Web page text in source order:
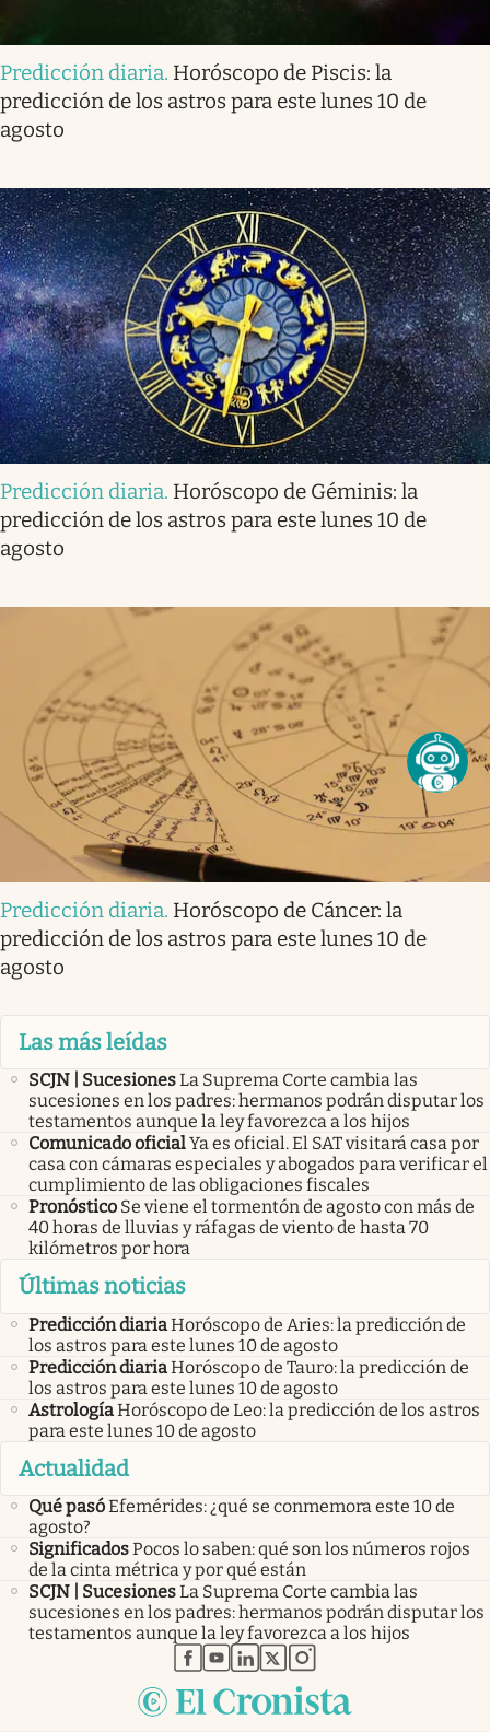
Predicción diaria. Horóscopo de Piscis: la
predicción de los astros para este lunes 10 de
agosto
Predicción diaria. Horóscopo de Géminis: la
predicción de los astros para este lunes 10 de
agosto
Predicción diaria. Horóscopo de Cáncer: la
predicción de los astros para este lunes 10 de
agosto
Las más leídas
SCJN | SucesionesLa Suprema Corte cambia las
sucesiones en los padres: hermanos podrán disputar los
testamentos aunque la ley favorezca a los hijos
Comunicado oficialYa es oficial. El SAT visitará casa por
casa con cámaras especiales y abogados para verificar el
cumplimiento de las obligaciones fiscales
Pronóstico Se viene el tormentón de agosto con más de
40 horas de lluvias y ráfagas de viento de hasta 70
kilómetros por hora
Últimas noticias
Predicción diariaHoróscopo de Aries: la predicción de
los astros para este lunes 10 de agosto
Predicción diariaHoróscopo de Tauro: la predicción de
los astros para este lunes 10 de agosto
AstrologíaHoróscopo de Leo: la predicción de los astros
para este lunes 10 de agosto
Actualidad
Qué pasóEfemérides: ¿qué se conmemora este 10 de
agosto?
SignificadosPocos lo saben: qué son los números rojos
de la cinta métrica y por qué están
SCJN | SucesionesLa Suprema Corte cambia las
sucesiones en los padres: hermanos podrán disputar los
testamentos aunque la ley favorezca a los hijos
abre en nueva pestaña
abre en nueva pestaña
abre en nueva pestaña
abre en nueva pestaña
abre en nueva pestaña